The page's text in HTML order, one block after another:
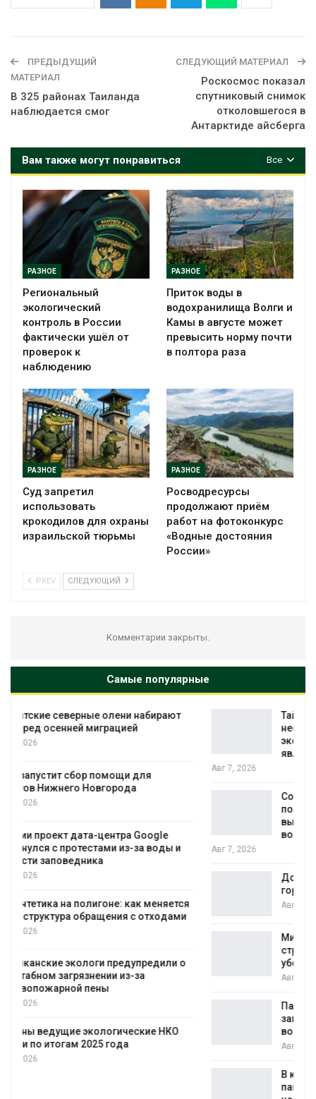
ПРЕДЫДУЩИЙ
МАТЕРИАЛ
В 325 районах Таиланда
наблюдается смог
СЛЕДУЮЩИЙ МАТЕРИАЛ
Роскосмос показал
спутниковый снимок
отколовшегося в
Антарктиде айсберга
Все
Вам также могут понравиться
РАЗНОЕ
Региональный
экологический
контроль в России
фактически ушёл от
проверок к
наблюдению
РАЗНОЕ
Приток воды в
водохранилища Волги и
Камы в августе может
превысить норму почти
в полтора раза
РАЗНОЕ
Суд запретил
использовать
крокодилов для охраны
израильской тюрьмы
РАЗНОЕ
Росводресурсы
продолжают приём
работ на фотоконкурс
«Водные достояния
России»
PREV СЛЕДУЮЩИЙ
Комментарии закрыты.
Самые популярные
Тайфун, засуха и пожары: сразу
несколько регионов столкнулись с
Солнечные панели над каналами
воду
Авг 7, 2026
Дождевая вода с крыш может помочь
Авг 7, 2026
уборку контейнерных площадок
Авг 7, 2026
загрузку судов из-за дефицита пресной
воды
Авг 6, 2026
паводков эвакуировали более 140 тыс.